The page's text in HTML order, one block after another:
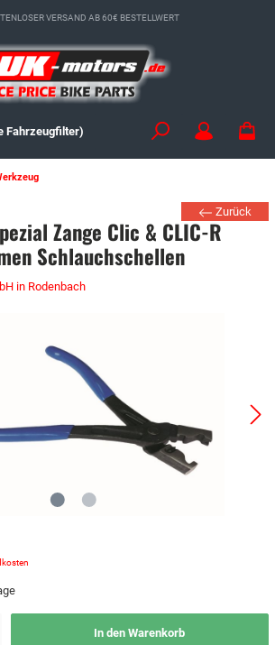
VERSAND AB 60€ BESTELLWERT
Fahrzeugfilter)
Zurück
Zange Clic & CLIC-R
Schlauchschellen
in Rodenbach
In den Warenkorb